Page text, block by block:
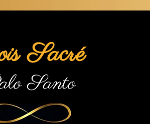
Sacré
Santo